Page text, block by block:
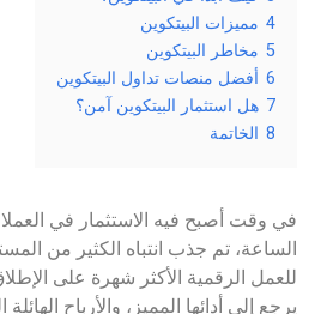
4 مميزات البيتكوين
5 مخاطر البيتكوين
6 أفضل منصات تداول البيتكوين
7 هل استثمار البيتكوين آمن؟
8 الخاتمة
في وقت أصبح فيه الاستثمار في
الساعة، تم جذب انتباه الكثير من
للعمل الرقمية الأكثر شهرة على
يرجع إلى أدائها المميز، والأرباح